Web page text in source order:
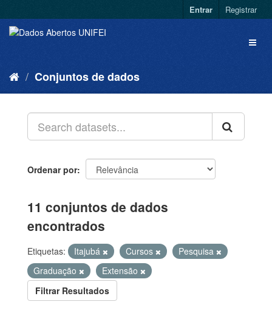
Entrar Registrar
Conjuntos de dados
Ordenar por
11 conjuntos de dados
encontrados
Etiquetas: Itajubá Cursos
Pesquisa
Graduação
Extensão
Filtrar Resultados